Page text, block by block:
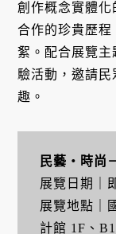
創作概念實體
合作的珍貴歷
絮。配合展覽
驗活動，邀請
趣。
民藝・時尚
展覽日期｜
展覽地點｜
計館 1F、B1